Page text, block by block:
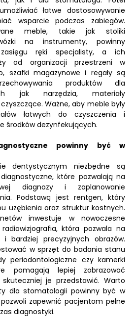
łatwe dostosowywanie
wsparcie podczas zabiegów.
meble, takie jak stoliki
na instrumenty, powinny
ręki specjalisty, a ich
od organizacji przestrzeni w
szafki magazynowe i regały są
produktów dla
jak narzędzia, materiały
Ważne, aby meble były
łatwych do czyszczenia i
środków dezynfekujących.
powinny być w
dentystycznym niezbędne są
które pozwalają na
diagnozy i zaplanowanie
Podstawą jest rentgen, który
uzębienia oraz struktur kostnych.
inwestuje w nowoczesne
która pozwala na
i bardziej precyzyjnych obrazów.
w sprzęt do badania stanu
periodontologiczne czy kamerki
pomagają lepiej zobrazować
je przedstawić. Warto
dla stomatologii powinny być w
zapewnić pacjentom pełne
diagnostyki.